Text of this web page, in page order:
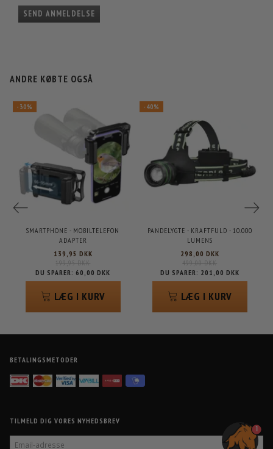
SEND ANMELDELSE
ANDRE KØBTE OGSÅ
-30%
SMARTPHONE - MOBILTELEFON
ADAPTER
139,95 DKK
199,95 DKK
DU SPARER:60,00 DKK
LÆG I KURV
-40%
PANDELYGTE - KRAFTFULD - 10.000
LUMENS
298,00 DKK
499,00 DKK
DU SPARER: 201,00 DKK
LÆG I KURV
BETALINGSMETODER
TILMELD DIG VORES NYHEDSBREV
1